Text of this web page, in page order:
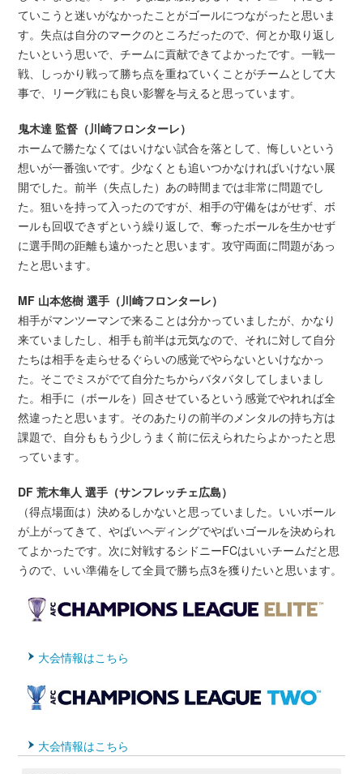
ていこうと迷いがなかったことがゴールにつながったと思いま
す。失点は自分のマークのところだったので、何とか取り返し
たいという思いで、チームに貢献できてよかったです。一戦一
戦、しっかり戦って勝ち点を重ねていくことがチームとして大
事で、リーグ戦にも良い影響を与えると思っています。
鬼木達 監督（川崎フロンターレ）
ホームで勝たなくてはいけない試合を落として、悔しいという
想いが一番強いです。少なくとも追いつかなければいけない展
開でした。前半（失点した）あの時間までは非常に問題でし
た。狙いを持って入ったのですが、相手の守備をはがせず、ボ
ールも回収できずという繰り返しで、奪ったボールを生かせず
に選手間の距離も遠かったと思います。攻守両面に問題があっ
たと思います。
MF 山本悠樹 選手（川崎フロンターレ）
相手がマンツーマンで来ることは分かっていましたが、かなり
来ていましたし、相手も前半は元気なので、それに対して自分
たちは相手を走らせるぐらいの感覚でやらないといけなかっ
た。そこでミスがでて自分たちからバタバタしてしまいまし
た。相手に（ボールを）回させているという感覚でやれれば全
然違ったと思います。そのあたりの前半のメンタルの持ち方は
課題で、自分ももう少しうまく前に伝えられたらよかったと思
っています。
DF 荒木隼人 選手（サンフレッチェ広島）
（得点場面は）決めるしかないと思っていました。いいボール
が上がってきて、やばいヘディングでやばいゴールを決められ
てよかったです。次に対戦するシドニーFCはいいチームだと思
うので、いい準備をして全員で勝ち点3を獲りたいと思います。
大会情報はこちら
大会情報はこちら